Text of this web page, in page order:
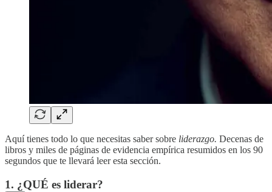
Aquí tienes todo lo que necesitas saber sobre liderazgo. Decenas de
libros y miles de páginas de evidencia empírica resumidos en los 90
segundos que te llevará leer esta sección.
1. ¿QUÉ es liderar?